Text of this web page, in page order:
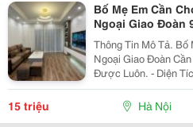
Bố Mẹ Em Cần
Ngoại Giao Đoàn
Triệu/Tháng.
Thông Tin Mô Tả. Bố Mẹ Em Có Căn Hộ Bên Tòa N03T1
Ngoại Giao Đoàn
Được Luôn. - Diện Tích
Lý Với 2 Phòng Ngủ,
Nội Thất Đầy Đủ, Về
15 triệu Hà Nội